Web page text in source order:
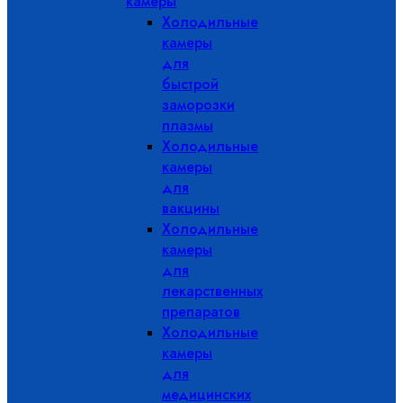
Холодильные
камеры
для
быстрой
заморозки
плазмы
Холодильные
камеры
для
вакцины
Холодильные
камеры
для
лекарственных
препаратов
Холодильные
камеры
для
медицинских